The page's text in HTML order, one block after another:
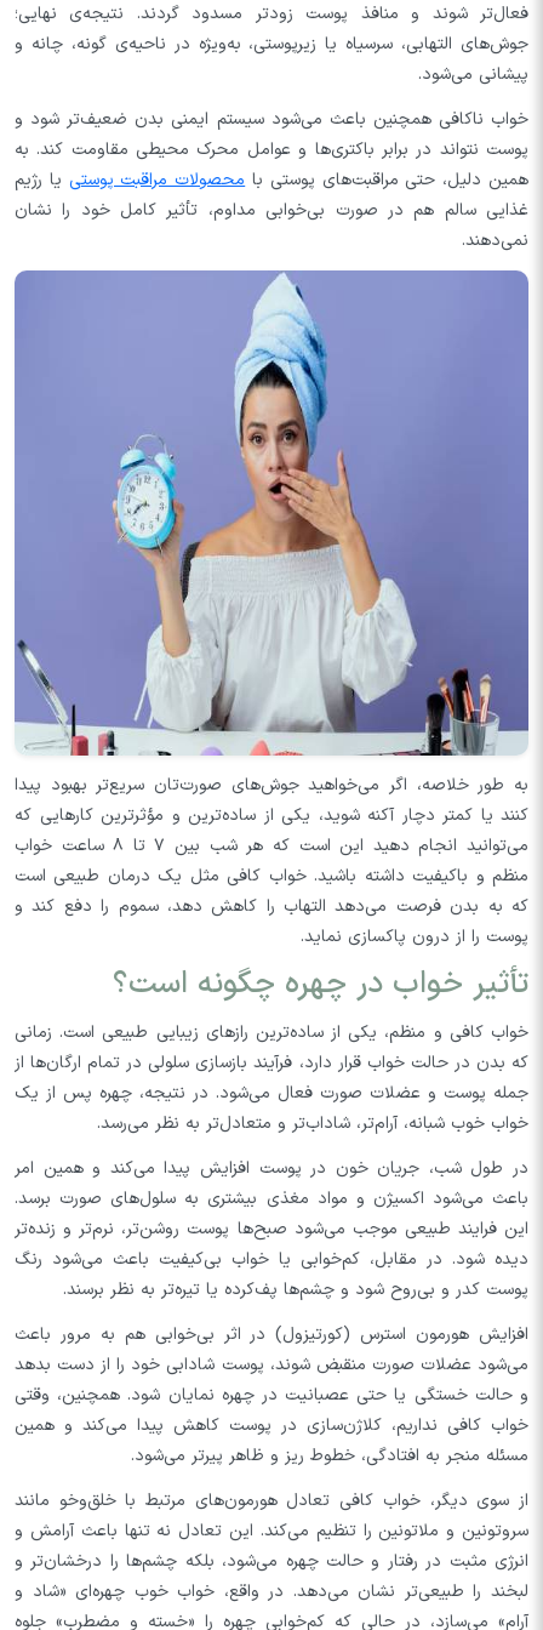
فعال‌تر شوند و منافذ پوست زودتر مسدود گردند. نتیجه‌ی نهایی؛
جوش‌های التهابی، سرسیاه یا زیرپوستی، به‌ویژه در ناحیه‌ی گونه، چانه و
پیشانی می‌شود.
خواب ناکافی همچنین باعث می‌شود سیستم ایمنی بدن ضعیف‌تر شود و
پوست نتواند در برابر باکتری‌ها و عوامل محرک محیطی مقاومت کند. به
همین دلیل، حتی مراقبت‌های پوستی بامحصولات مراقبت پوستی یا رژیم
غذایی سالم هم در صورت بی‌خوابی مداوم، تأثیر کامل خود را نشان
نمی‌دهند.
به طور خلاصه، اگر می‌خواهید جوش‌های صورت‌تان سریع‌تر بهبود پیدا
کنند یا کمتر دچار آکنه شوید، یکی از ساده‌ترین و مؤثرترین کارهایی که
می‌توانید انجام دهید این است که هر شب بین ۷ تا ۸ ساعت خواب
منظم و باکیفیت داشته باشید. خواب کافی مثل یک درمان طبیعی است
که به بدن فرصت می‌دهد التهاب را کاهش دهد، سموم را دفع کند و
پوست را از درون پاکسازی نماید.
تأثیر خواب در چهره چگونه است؟
خواب کافی و منظم، یکی از ساده‌ترین رازهای زیبایی طبیعی است. زمانی
که بدن در حالت خواب قرار دارد، فرآیند بازسازی سلولی در تمام ارگان‌ها از
جمله پوست و عضلات صورت فعال می‌شود. در نتیجه، چهره پس از یک
خواب خوب شبانه، آرام‌تر، شاداب‌تر و متعادل‌تر به نظر می‌رسد.
در طول شب، جریان خون در پوست افزایش پیدا می‌کند و همین امر
باعث می‌شود اکسیژن و مواد مغذی بیشتری به سلول‌های صورت برسد.
این فرایند طبیعی موجب می‌شود صبح‌ها پوست روشن‌تر، نرم‌تر و زنده‌تر
دیده شود. در مقابل، کم‌خوابی یا خواب بی‌کیفیت باعث می‌شود رنگ
پوست کدر و بی‌روح شود و چشم‌ها پف‌کرده یا تیره‌تر به نظر برسند.
افزایش هورمون استرس (کورتیزول) در اثر بی‌خوابی هم به مرور باعث
می‌شود عضلات صورت منقبض شوند، پوست شادابی خود را از دست بدهد
و حالت خستگی یا حتی عصبانیت در چهره نمایان شود. همچنین، وقتی
خواب کافی نداریم، کلاژن‌سازی در پوست کاهش پیدا می‌کند و همین
مسئله منجر به افتادگی، خطوط ریز و ظاهر پیرتر می‌شود.
از سوی دیگر، خواب کافی تعادل هورمون‌های مرتبط با خلق‌و‌خو مانند
سروتونین و ملاتونین را تنظیم می‌کند. این تعادل نه تنها باعث آرامش و
انرژی مثبت در رفتار و حالت چهره می‌شود، بلکه چشم‌ها را درخشان‌تر و
لبخند را طبیعی‌تر نشان می‌دهد. در واقع، خواب خوب چهره‌ای «شاد و
آرام» می‌سازد، در حالی که کم‌خوابی چهره را «خسته و مضطرب» جلوه